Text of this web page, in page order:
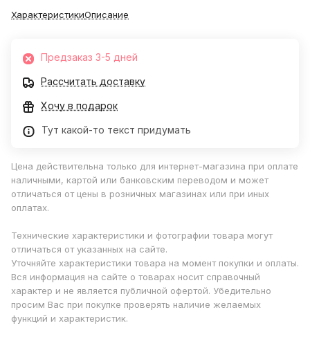
ХарактеристикиОписание
Предзаказ 3-5 дней
Рассчитать доставку
Хочу в подарок
Тут какой-то текст придумать
Цена действительна только для интернет-магазина при оплате
наличными, картой или банковским переводом и может
отличаться от цены в розничных магазинах или при иных
оплатах.
Технические характеристики и фотографии товара могут
отличаться от указанных на сайте.
Уточняйте характеристики товара на момент покупки и оплаты.
Вся информация на сайте о товарах носит справочный
характер и не является публичной офертой. Убедительно
просим Вас при покупке проверять наличие желаемых
функций и характеристик.